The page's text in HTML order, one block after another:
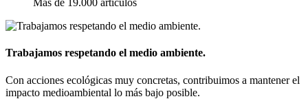
Más de 19.000 artículos
Trabajamos respetando el medio ambiente.
Con acciones ecológicas muy concretas, contribuimos a mantener el
impacto medioambiental lo más bajo posible.